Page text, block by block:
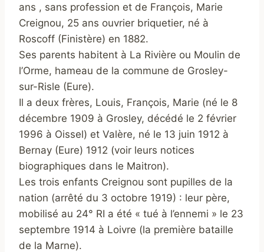
ans , sans profession et de François, Marie
Creignou, 25 ans ouvrier briquetier, né à
Roscoff (Finistère) en 1882.
Ses parents habitent à La Rivière ou Moulin de
l’Orme, hameau de la commune de Grosley-
sur-Risle (Eure).
Il a deux frères, Louis, François, Marie (né le 8
décembre 1909 à Grosley, décédé le 2 février
1996 à Oissel) et Valère, né le 13 juin 1912 à
Bernay (Eure) 1912 (voir leurs notices
biographiques dans le Maitron).
Les trois enfants Creignou sont pupilles de la
nation (arrêté du 3 octobre 1919) : leur père,
mobilisé au 24° RI a été « tué à l’ennemi » le 23
septembre 1914 à Loivre (la première bataille
de la Marne).